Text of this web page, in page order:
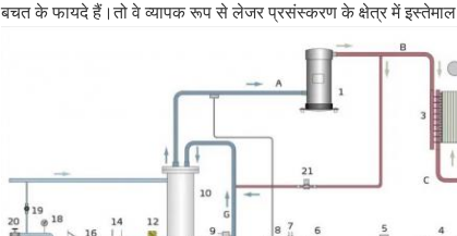
बचत के फायदे हैं।तो वे व्यापक रूप से लेजर प्रसंस्करण के क्षेत्र में